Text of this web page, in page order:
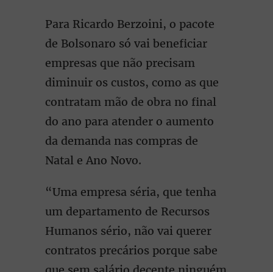
Para Ricardo Berzoini, o pacote
de Bolsonaro só vai beneficiar
empresas que não precisam
diminuir os custos, como as que
contratam mão de obra no final
do ano para atender o aumento
da demanda nas compras de
Natal e Ano Novo.
“Uma empresa séria, que tenha
um departamento de Recursos
Humanos sério, não vai querer
contratos precários porque sabe